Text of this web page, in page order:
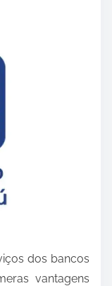
dos bancos
vantagens